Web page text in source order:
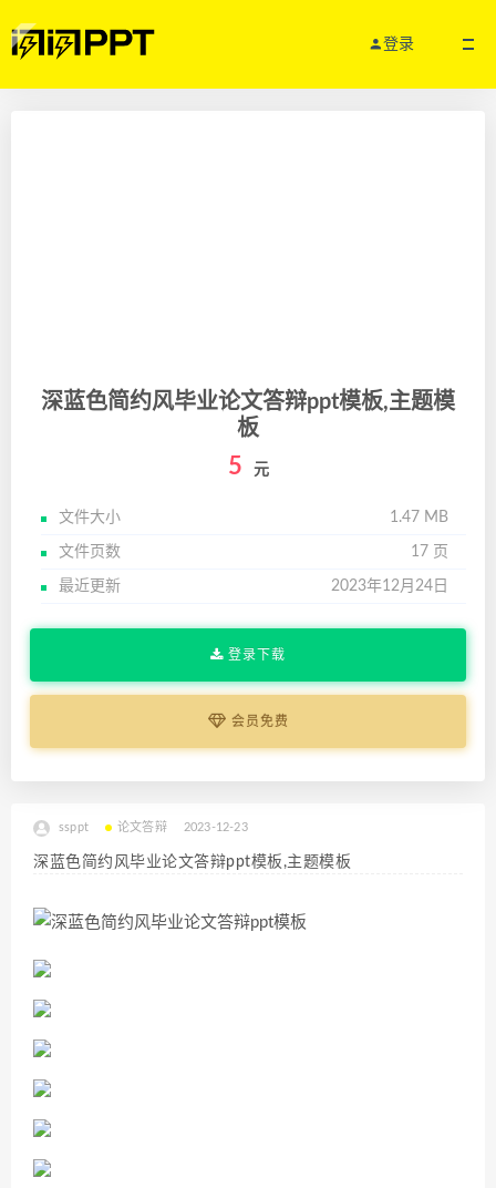
登录
深蓝色简约风毕业论文答辩ppt模板,主题模
板
5 元
文件大小 1.47 MB
文件页数 17 页
最近更新 2023年12月24日
登录下载
会员免费
ssppt 论文答辩 2023-12-23
深蓝色简约风毕业论文答辩ppt模板,主题模板